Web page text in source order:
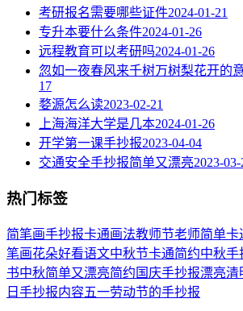
考研报名需要哪些证件2024-01-21
专升本要什么条件2024-01-26
远程教育可以考研吗2024-01-26
忽如一夜春风来千树万树梨花开的
17
婺源怎么读2023-02-21
上海海洋大学是几本2024-01-26
开学第一课手抄报2023-04-04
交通安全手抄报简单又漂亮2023-03-
热门标签
简笔画手抄报卡通画法教师节老师简单卡
笔画花朵好看语文中秋节卡通简约中秋手
书中秋简单又漂亮简约 国庆手抄报漂亮清
日 手抄报内容五一劳动节的手抄报